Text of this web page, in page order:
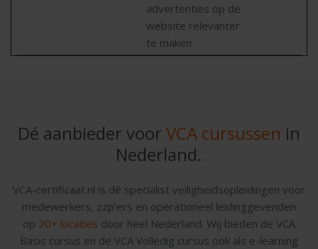
advertenties op de
website relevanter
te maken.
Dé aanbieder voor VCA cursussen in
Nederland.
VCA-certificaat.nl is dé specialist veiligheidsopleidingen voor
medewerkers, zzp’ers en operationeel leidinggevenden
op 20+ locaties door heel Nederland. Wij bieden de VCA
Basis cursus en de VCA Volledig cursus ook als e-learning